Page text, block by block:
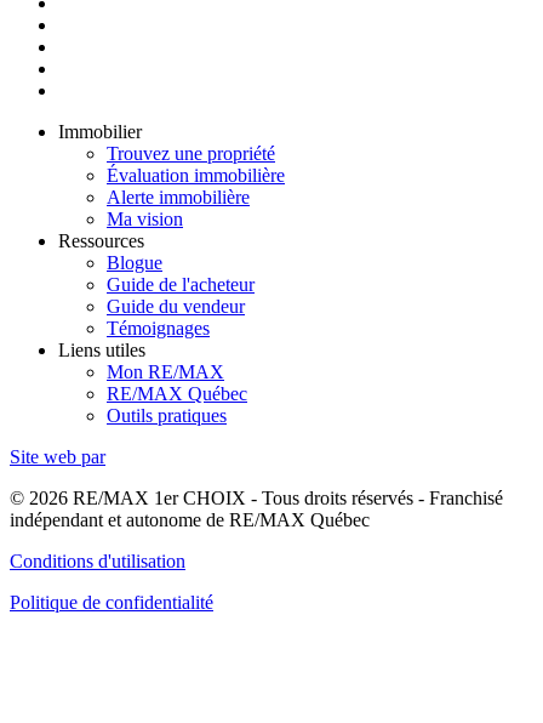
Immobilier
Trouvez une propriété
Évaluation immobilière
Alerte immobilière
Ma vision
Ressources
Blogue
Guide de l'acheteur
Guide du vendeur
Témoignages
Liens utiles
Mon RE/MAX
RE/MAX Québec
Outils pratiques
Site web par
© 2026 RE/MAX 1er CHOIX - Tous droits réservés - Franchisé
indépendant et autonome de RE/MAX Québec
Conditions d'utilisation
Politique de confidentialité